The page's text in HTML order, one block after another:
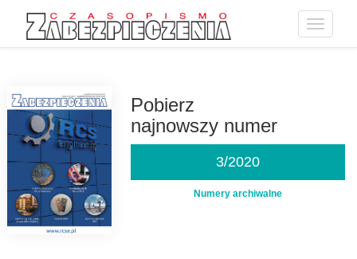
Toggle
Pobierz
najnowszy numer
3/2020
Numery archiwalne